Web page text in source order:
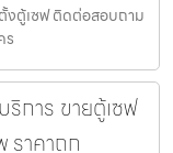
งตู้เซฟ ติดต่อสอบถาม
ร
ริการ ขายตู้เซฟ
ราคาถูก